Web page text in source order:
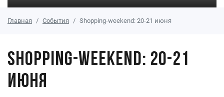
Главная События Shopping-weekend: 20-21 июня
Shopping-weekend: 20-21
июня